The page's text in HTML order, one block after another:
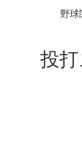
野球
投